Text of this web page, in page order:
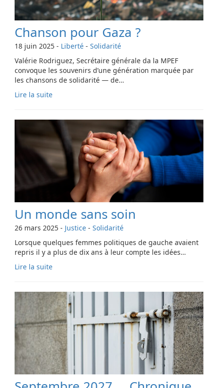
Chanson pour Gaza ?
18 juin 2025 - Liberté - Solidarité
Valérie Rodriguez, Secrétaire générale da la MPEF
convoque les souvenirs d’une génération marquée par
les chansons de solidarité — de…
Lire la suite
Un monde sans soin
26 mars 2025 - Justice - Solidarité
Lorsque quelques femmes politiques de gauche avaient
repris il y a plus de dix ans à leur compte les idées…
Lire la suite